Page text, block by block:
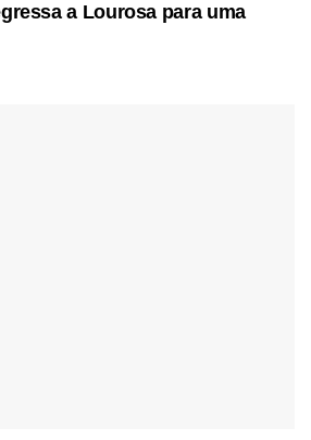
a Lourosa para uma